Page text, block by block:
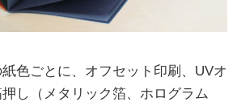
色ごとに、オフセット印刷、UVオ
し（メタリック箔、ホログラム